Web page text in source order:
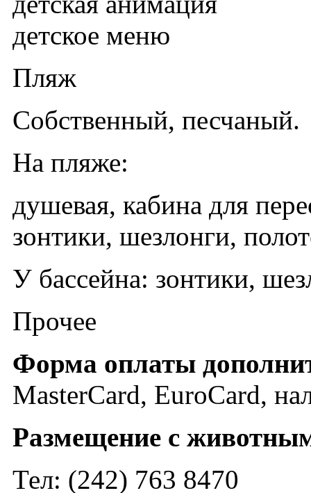
детское меню
Пляж
Собственный, песчаный.
На пляже:
душевая, кабина для
зонтики, шезлонги,
У бассейна: зонтики,
Прочее
Форма оплаты
MasterCard, EuroCard,
Размещение с
Тел: (242) 763 8470